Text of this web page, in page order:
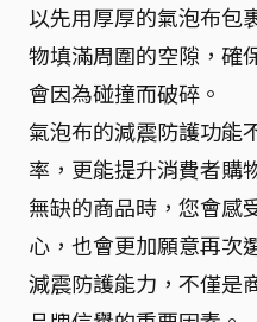
以先用厚厚的氣泡布包
物填滿周圍的空隙，確
會因為碰撞而破碎。
氣泡布的減震防護功能
率，更能提升消費者購
無缺的商品時，您會感
心，也會更加願意再次
減震防護能力，不僅是